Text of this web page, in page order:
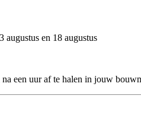
augustus en 18 augustus
na een uur af te halen in jouw